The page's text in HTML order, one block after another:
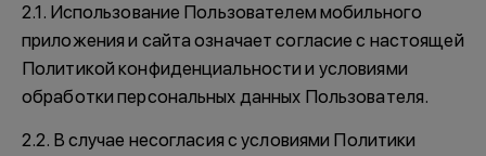
2.1. Использование Пользователем мобильного
приложения и сайта означает согласие с настоящей
Политикой конфиденциальности и условиями
обработки персональных данных Пользователя.
2.2. В случае несогласия с условиями Политики